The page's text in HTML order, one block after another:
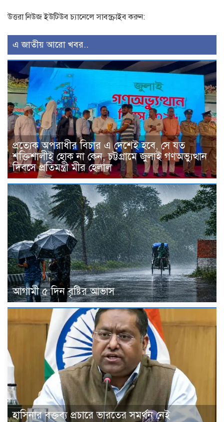
উত্তরা নিউজ ইউটিউব চ্যানেলে সাবস্ক্রাইব করুন:
এ জাতীয় আরো খবর..
প্রত্যেক অপরাধীর বিচার এ দেশেই হবে, সে যত
শক্তিশালীই হোক না কেন, চট্টগ্রামে জুলাই গণঅভ্যুত্থান
দিবসে প্রতিমন্ত্রী মীর হেলাল
আগামী ৫ দিন বৃষ্টির আভাস
হাসিনার বক্তব্য প্রচারে ভারতের সমর্থন নেই